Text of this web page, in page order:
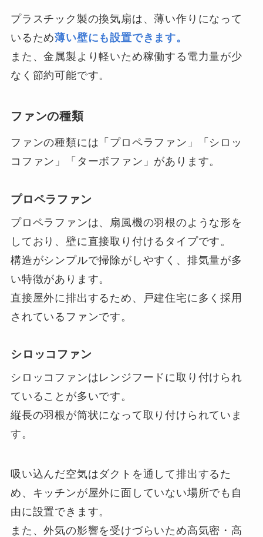
プラスチック製の換気扇は、薄い作りになって
いるため薄い壁にも設置できます。
また、金属製より軽いため稼働する電力量が少
なく節約可能です。
ファンの種類
ファンの種類には「プロペラファン」「シロッ
コファン」「ターボファン」があります。
プロペラファン
プロペラファンは、扇風機の羽根のような形を
しており、壁に直接取り付けるタイプです。
構造がシンプルで掃除がしやすく、排気量が多
い特徴があります。
直接屋外に排出するため、戸建住宅に多く採用
されているファンです。
シロッコファン
シロッコファンはレンジフードに取り付けられ
ていることが多いです。
縦長の羽根が筒状になって取り付けられていま
す。
吸い込んだ空気はダクトを通して排出するた
め、キッチンが屋外に面していない場所でも自
由に設置できます。
また、外気の影響を受けづらいため高気密・高